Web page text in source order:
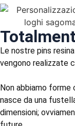
Le nostre pins
vengono realizzate
Non abbiamo forme
nasce da una
dimensioni;